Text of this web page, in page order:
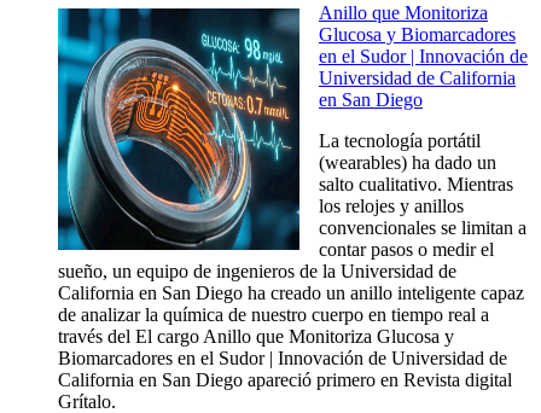
Anillo que Monitoriza
Glucosa y Biomarcadores
en el Sudor | Innovación de
Universidad de California
en San Diego
La tecnología portátil
(wearables) ha dado un
salto cualitativo. Mientras
los relojes y anillos
convencionales se limitan a
contar pasos o medir el
sueño, un equipo de ingenieros de la Universidad de
California en San Diego ha creado un anillo inteligente capaz
de analizar la química de nuestro cuerpo en tiempo real a
través del El cargo Anillo que Monitoriza Glucosa y
Biomarcadores en el Sudor | Innovación de Universidad de
California en San Diego apareció primero en Revista digital
Grítalo.